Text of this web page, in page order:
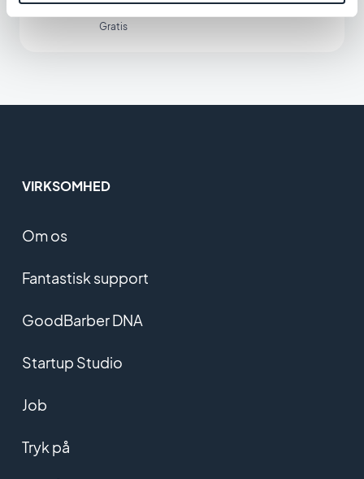
Custom Sound-integration.
Gratis
VIRKSOMHED
Om os
Fantastisk support
GoodBarber DNA
Startup Studio
Job
Tryk på